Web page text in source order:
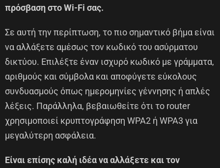
πρόσβαση στο Wi-Fi σας.
Σε αυτή την περίπτωση, το πιο σημαντικό βήμα είναι
να αλλάξετε αμέσως τον κωδικό του ασύρματου
δικτύου. Επιλέξτε έναν ισχυρό κωδικό με γράμματα,
αριθμούς και σύμβολα και αποφύγετε εύκολους
συνδυασμούς όπως ημερομηνίες γέννησης ή απλές
λέξεις. Παράλληλα, βεβαιωθείτε ότι το router
χρησιμοποιεί κρυπτογράφηση WPA2 ή WPA3 για
μεγαλύτερη ασφάλεια.
Είναι επίσης καλή ιδέα να αλλάξετε και τον